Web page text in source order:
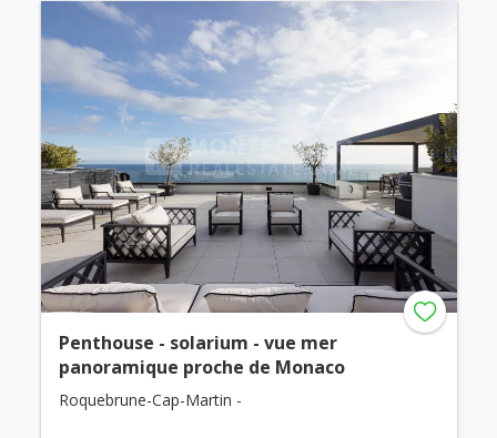
Penthouse - solarium - vue mer
panoramique proche de Monaco
Roquebrune-Cap-Martin -